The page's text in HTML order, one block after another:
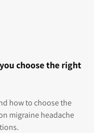
choose the right
how to choose the
migraine headache